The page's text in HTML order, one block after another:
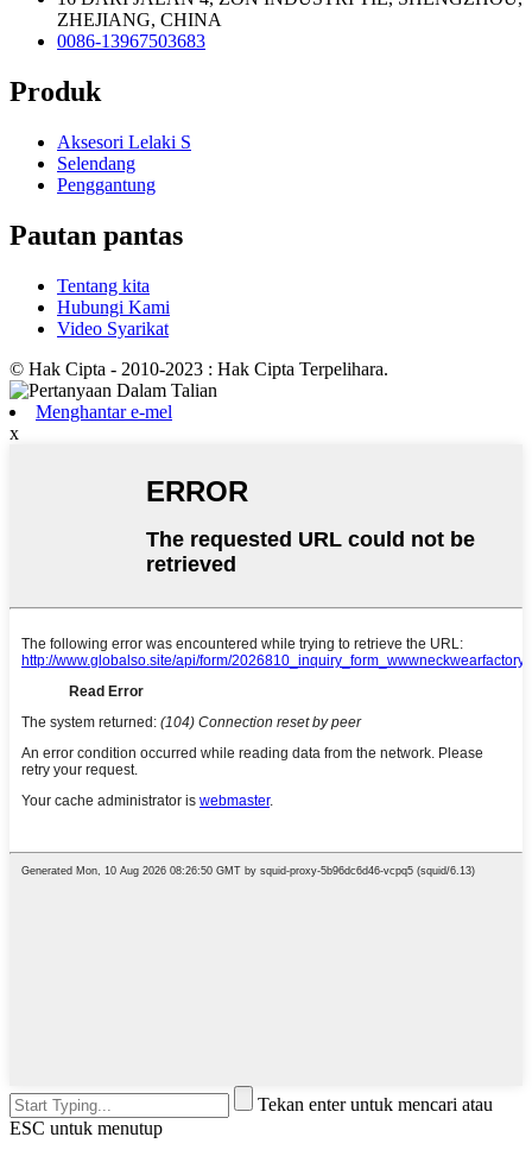
ZHEJIANG, CHINA
0086-13967503683
Produk
Aksesori Lelaki S
Selendang
Penggantung
Pautan pantas
Tentang kita
Hubungi Kami
Video Syarikat
© Hak Cipta - 2010-2023 : Hak Cipta Terpelihara.
Menghantar e-mel
x
Tekan enter untuk mencari atau
ESC untuk menutup